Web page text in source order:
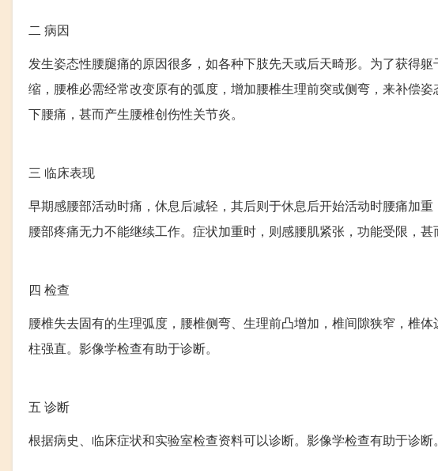
二 病因
发生姿态性腰腿痛的原因很多，如各种下肢先天或后天畸形。为了获得
缩，腰椎必需经常改变原有的弧度，增加腰椎生理前突或侧弯，来补偿
下腰痛，甚而产生腰椎创伤性关节炎。
三 临床表现
早期感腰部活动时痛，休息后减轻，其后则于休息后开始活动时腰痛加
腰部疼痛无力不能继续工作。症状加重时，则感腰肌紧张，功能受限，
四 检查
腰椎失去固有的生理弧度，腰椎侧弯、生理前凸增加，椎间隙狭窄，椎
柱强直。影像学检查有助于诊断。
五 诊断
根据病史、临床症状和实验室检查资料可以诊断。影像学检查有助于诊断。